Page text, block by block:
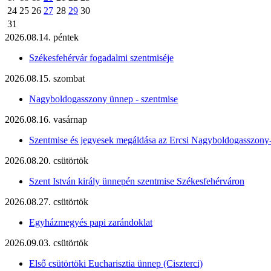
24 25 26 27 28 29 30
31
2026.08.14. péntek
Székesfehérvár fogadalmi szentmiséje
2026.08.15. szombat
Nagyboldogasszony ünnep - szentmise
2026.08.16. vasárnap
Szentmise és jegyesek megáldása az Ercsi
2026.08.20. csütörtök
Szent István király ünnepén szentmise Székesfehérváron
2026.08.27. csütörtök
Egyházmegyés papi zarándoklat
2026.09.03. csütörtök
Első csütörtöki Eucharisztia ünnep (Ciszterci)